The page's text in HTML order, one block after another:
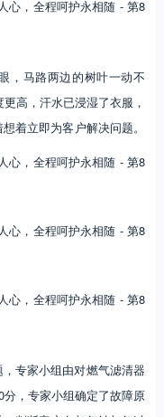
，马路两边的树叶一动不
高，汗水已浸湿了衣服，
着立即为客户解决问题。
专家小组由对燃气滤清器
，专家小组确定了故障原